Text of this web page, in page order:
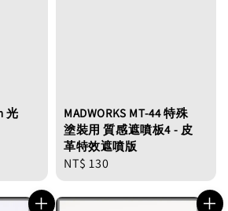
光
MADWORKS MT-44 特殊
塗裝用 質感遮噴板4 - 皮
革特效遮噴版
Regular
NT$ 130